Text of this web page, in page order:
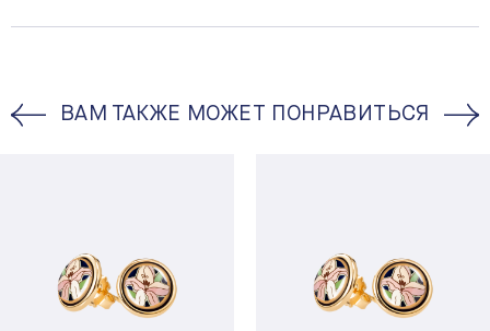
ВАМ ТАКЖЕ МОЖЕТ ПОНРАВИТЬСЯ